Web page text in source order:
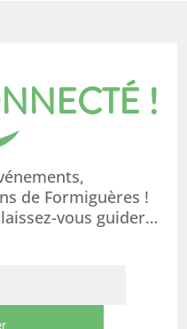
!
de Formiguères !
vous guider…